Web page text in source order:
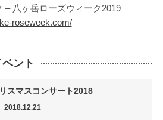
– 八ヶ岳ローズウィーク2019
roseweek.com/
ント
スマスコンサート2018
2018.12.21